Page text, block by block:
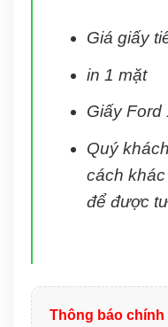
Giá giấy
in 1 mặt
Giấy Ford
Quý
cách
để được
Thông báo